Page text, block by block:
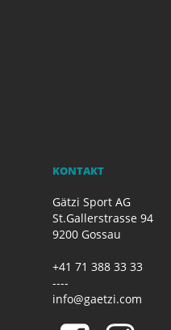
KONTAKT
Gätzi Sport AG
St.Gallerstrasse 94
9200 Gossau
+41 71 388 33 33
----
info@gaetzi.com